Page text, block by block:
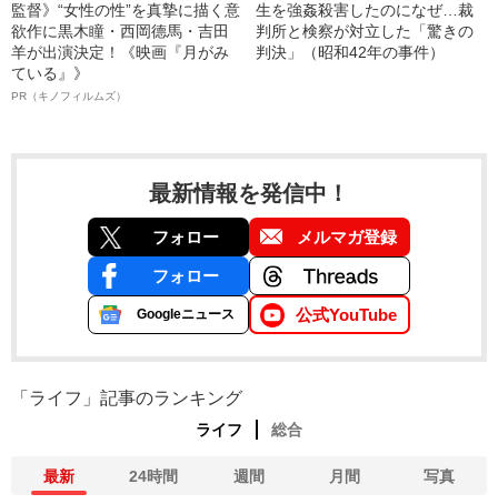
監督》“女性の性”を真摯に描く意
欲作に黒木瞳・西岡德馬・吉田
羊が出演決定！《映画『月がみ
ている』》
PR（キノフィルムズ）
生を強姦殺害したのになぜ…裁
判所と検察が対立した「驚きの
判決」（昭和42年の事件）
最新情報を発信中！
フォロー メルマガ登録
フォロー
Googleニュース 公式YouTube
「ライフ」記事のランキング
ライフ 総合
最新 24時間 週間 月間 写真